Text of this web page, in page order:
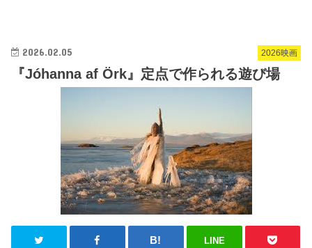
2026映画
2026.02.05
『Jóhanna af Örk』定点で作られる遊び場
LINE